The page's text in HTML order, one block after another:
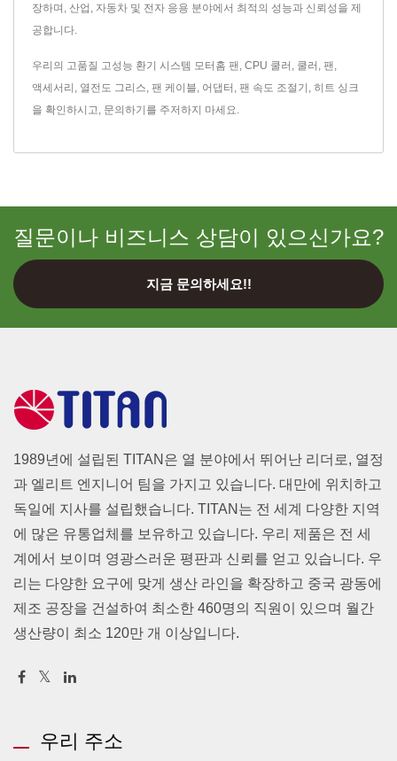
장하며, 산업, 자동차 및 전자 응용 분야에서 최적의 성능과 신뢰성을 제
공합니다.
우리의 고품질 고성능 환기 시스템 모터홈 팬 , CPU 쿨러 , 쿨러 , 팬 ,
액세서리 , 열전도 그리스, 팬 케이블, 어댑터 , 팬 속도 조절기 , 히트 싱크
을 확인하시고, 문의하기 를 주저하지 마세요.
질문이나 비즈니스 상담이 있으신가요?
지금 문의하세요!!
1989년에 설립된 TITAN은 열 분야에서 뛰어난 리더로, 열정
과 엘리트 엔지니어 팀을 가지고 있습니다. 대만에 위치하고
독일에 지사를 설립했습니다. TITAN는 전 세계 다양한 지역
에 많은 유통업체를 보유하고 있습니다. 우리 제품은 전 세
계에서 보이며 영광스러운 평판과 신뢰를 얻고 있습니다. 우
리는 다양한 요구에 맞게 생산 라인을 확장하고 중국 광동에
제조 공장을 건설하여 최소한 460명의 직원이 있으며 월간
생산량이 최소 120만 개 이상입니다.
우리 주소